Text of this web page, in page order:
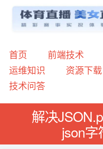
首页 前端技术
运维知识
资源下载
技术问答
解决
json